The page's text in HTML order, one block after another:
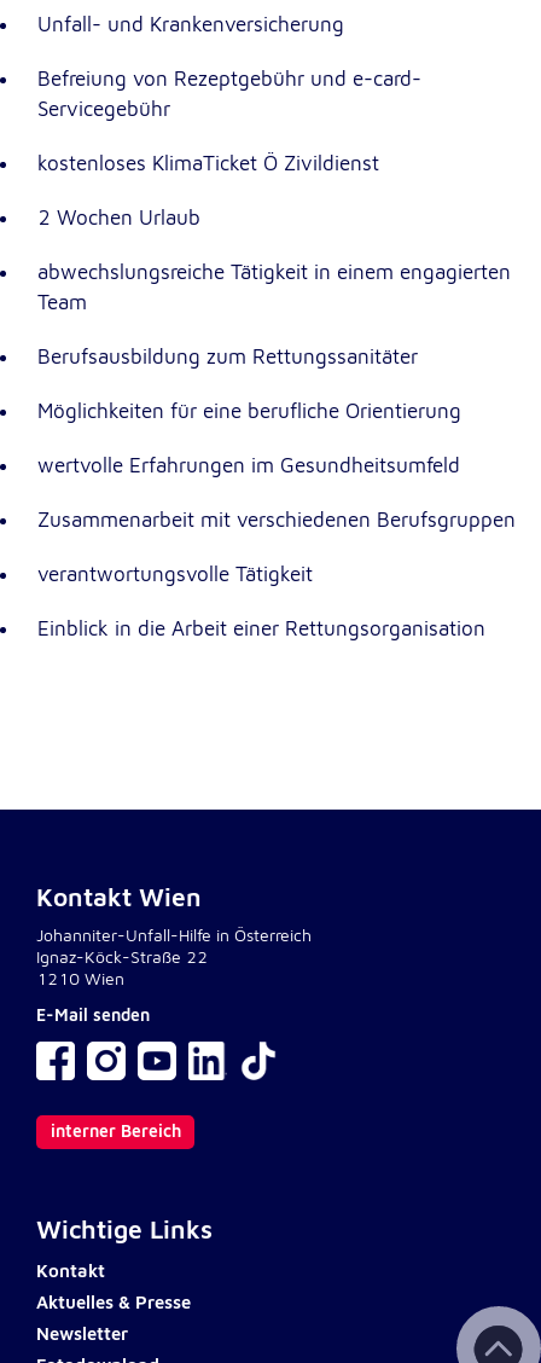
Unfall- und Krankenversicherung
Befreiung von Rezeptgebühr und e-card-
Servicegebühr
kostenloses KlimaTicket Ö Zivildienst
2 Wochen Urlaub
abwechslungsreiche Tätigkeit in einem engagierten
Team
Berufsausbildung zum Rettungssanitäter
Möglichkeiten für eine berufliche Orientierung
wertvolle Erfahrungen im Gesundheitsumfeld
Zusammenarbeit mit verschiedenen Berufsgruppen
verantwortungsvolle Tätigkeit
Einblick in die Arbeit einer Rettungsorganisation
Kontakt Wien
Johanniter-Unfall-Hilfe in Österreich
Ignaz-Köck-Straße 22
1210 Wien
E-Mail senden
interner Bereich
Wichtige Links
Kontakt
Aktuelles & Presse
Newsletter
Google LLC
Einbinden und Anzeigen von Videos
Google Maps
Name:
Anbieter:
Zweck:
Cookie Laufzeit: